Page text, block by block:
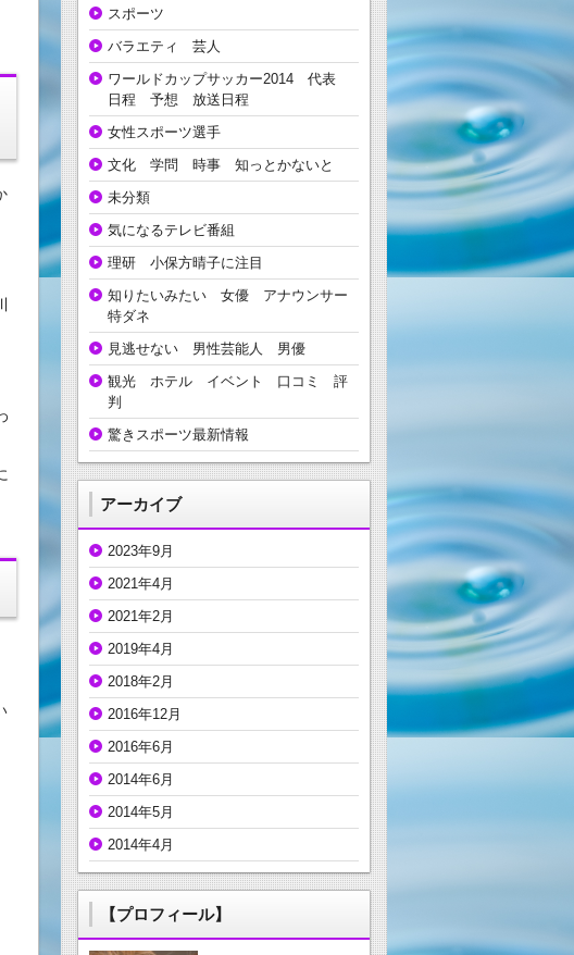
スポーツ
バラエティ 芸人
ワールドカップサッカー2014 代表
日程 予想 放送日程
女性スポーツ選手
文化 学問 時事 知っとかないと
未分類
気になるテレビ番組
理研 小保方晴子に注目
知りたいみたい 女優 アナウンサー
特ダネ
見逃せない 男性芸能人 男優
観光 ホテル イベント 口コミ 評
判
驚きスポーツ最新情報
アーカイブ
2023年9月
2021年4月
2021年2月
2019年4月
2018年2月
2016年12月
2016年6月
2014年6月
2014年5月
2014年4月
【プロフィール】